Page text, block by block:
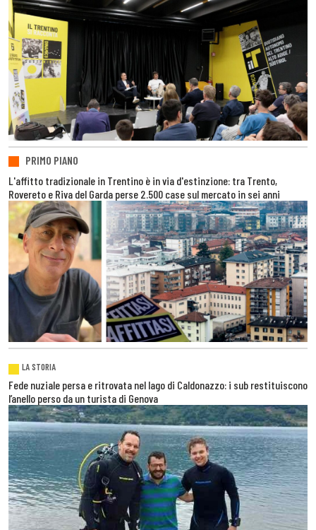
PRIMO PIANO
L'affitto tradizionale in Trentino è in via d'estinzione: tra Trento,
Rovereto e Riva del Garda perse 2.500 case sul mercato in sei anni
LA STORIA
Fede nuziale persa e ritrovata nel lago di Caldonazzo: i sub restituiscono
l’anello perso da un turista di Genova